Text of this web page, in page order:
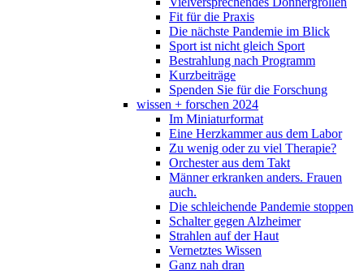
Fit für die Praxis
Die nächste Pandemie im Blick
Sport ist nicht gleich Sport
Bestrahlung nach Programm
Kurzbeiträge
Spenden Sie für die Forschung
wissen + forschen 2024
Im Miniaturformat
Eine Herzkammer aus dem Labor
Zu wenig oder zu viel Therapie?
Orchester aus dem Takt
Männer erkranken anders. Frauen
auch.
Die schleichende Pandemie stoppen
Schalter gegen Alzheimer
Strahlen auf der Haut
Vernetztes Wissen
Ganz nah dran